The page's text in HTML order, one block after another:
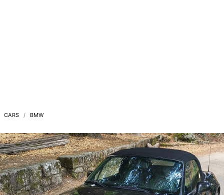
CARS BMW